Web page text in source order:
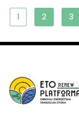
1 2 3